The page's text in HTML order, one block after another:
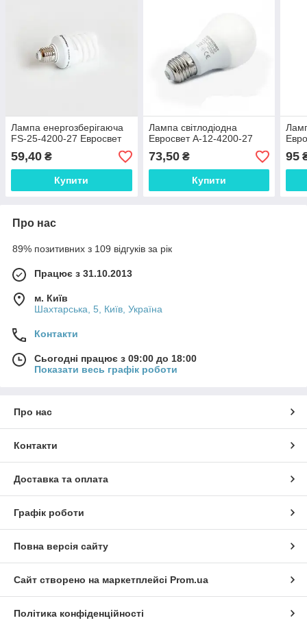
Лампа енергозберігаюча
FS-25-4200-27 Евросвет
59,40 ₴
Купити
Лампа світлодіодна
Евросвет A-12-4200-27
73,50₴
Купити
95
Про нас
89% позитивних з 109 відгуків за рік
Працює з 31.10.2013
м. Київ
Шахтарська, 5, Київ, Україна
Контакти
Сьогодні працює з 09:00 до 18:00
Показати весь графік роботи
Про нас
Контакти
Доставка та оплата
Графік роботи
Повна версія сайту
Сайт створено на маркетплейсі Prom.ua
Політика конфіденційності